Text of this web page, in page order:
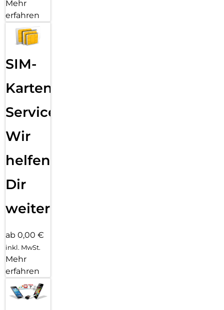
Mehr
erfahren
SIM-
Karten
Service:
Wir
helfen
Dir
weiter
ab 0,00 €
inkl. MwSt.
Mehr
erfahren